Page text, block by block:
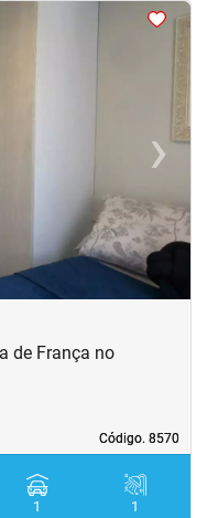
›Next
Código. 8570
Código. 8570
de França no
1
1